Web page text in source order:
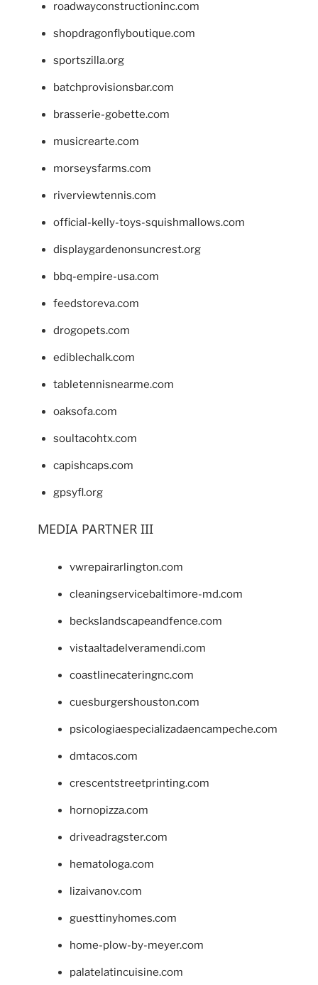
roadwayconstructioninc.com
shopdragonflyboutique.com
sportszilla.org
batchprovisionsbar.com
brasserie-gobette.com
musicrearte.com
morseysfarms.com
riverviewtennis.com
official-kelly-toys-squishmallows.com
displaygardenonsuncrest.org
bbq-empire-usa.com
feedstoreva.com
drogopets.com
ediblechalk.com
tabletennisnearme.com
oaksofa.com
soultacohtx.com
capishcaps.com
gpsyfl.org
MEDIA PARTNER III
vwrepairarlington.com
cleaningservicebaltimore-md.com
beckslandscapeandfence.com
vistaaltadelveramendi.com
coastlinecateringnc.com
cuesburgershouston.com
psicologiaespecializadaencampeche.com
dmtacos.com
crescentstreetprinting.com
hornopizza.com
driveadragster.com
hematologa.com
lizaivanov.com
guesttinyhomes.com
home-plow-by-meyer.com
palatelatincuisine.com